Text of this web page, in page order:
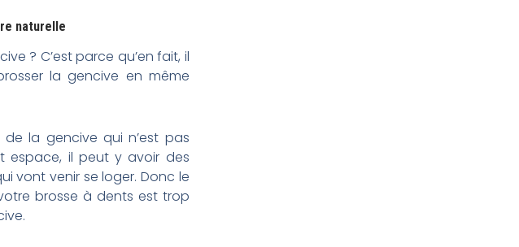
naturelle
? C’est parce qu’en fait, il
la gencive en même
la gencive qui n’est pas
il peut y avoir des
vont venir se loger. Donc le
brosse à dents est trop